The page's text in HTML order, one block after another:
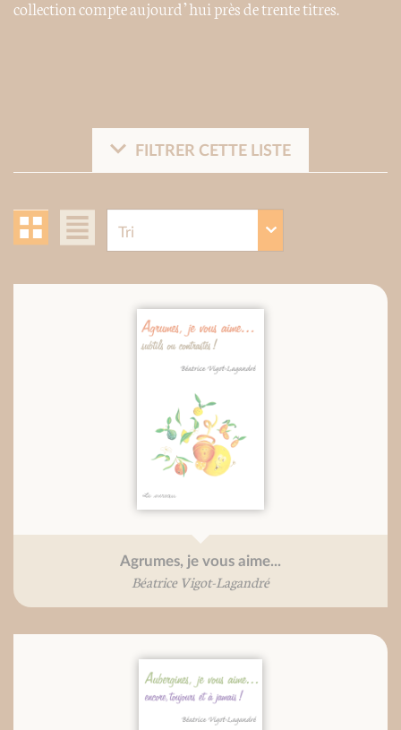
collection compte aujourd’hui près de trente titres.
FILTRER CETTE LISTE
Agrumes, je vous aime...
Béatrice Vigot-Lagandré